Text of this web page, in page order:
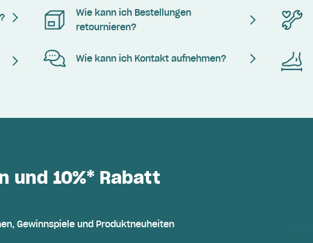
Wie kann ich Bestellungen
retournieren?
Wie kann ich Kontakt aufnehmen?
und 10%* Rabatt
Gewinnspiele und Produktneuheiten